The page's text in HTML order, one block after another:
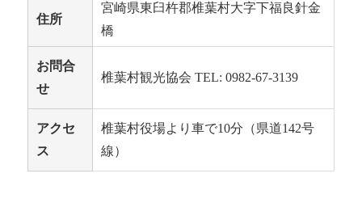
住所
宮崎県東臼杵郡椎葉村大字下福良針金
橋
お問合
せ
椎葉村観光協会 TEL: 0982-67-3139
アクセ
ス
椎葉村役場より車で10分（県道142号
線）